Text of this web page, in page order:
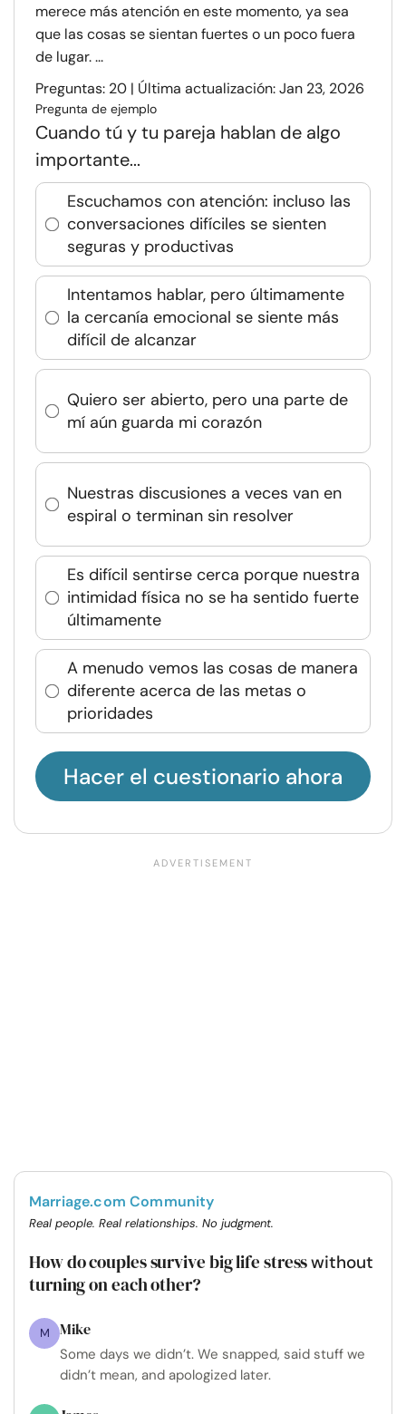
merece más atención en este momento, ya sea
que las cosas se sientan fuertes o un poco fuera
de lugar. ...
Preguntas: 20 | Última actualización: Jan 23, 2026
Pregunta de ejemplo
Cuando tú y tu pareja hablan de algo
importante...
Escuchamos con atención: incluso las
conversaciones difíciles se sienten
seguras y productivas
Intentamos hablar, pero últimamente
la cercanía emocional se siente más
difícil de alcanzar
Quiero ser abierto, pero una parte de
mí aún guarda mi corazón
Nuestras discusiones a veces van en
espiral o terminan sin resolver
Es difícil sentirse cerca porque nuestra
intimidad física no se ha sentido fuerte
últimamente
A menudo vemos las cosas de manera
diferente acerca de las metas o
prioridades
Hacer el cuestionario ahora
Marriage.com Community
Real people. Real relationships. No judgment.
How do couples survive big life stresswithout
turning on each other?
M Mike
Some days we didn’t. We snapped, said stuff we
didn’t mean, and apologized later.